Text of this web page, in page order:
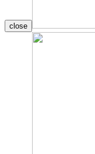
close